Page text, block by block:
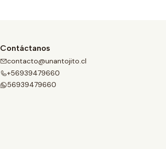
Contáctanos
contacto@unantojito.cl
+56939479660
56939479660